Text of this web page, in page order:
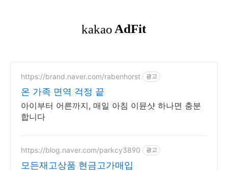
https://brand.naver.com/rabenhorst 광고
온 가족 면역 걱정 끝
아이부터 어른까지, 매일 아침 이뮨샷 하나면 충분
합니다
https://blog.naver.com/parkcy3890 광고
모든재고상품 현금고가매입